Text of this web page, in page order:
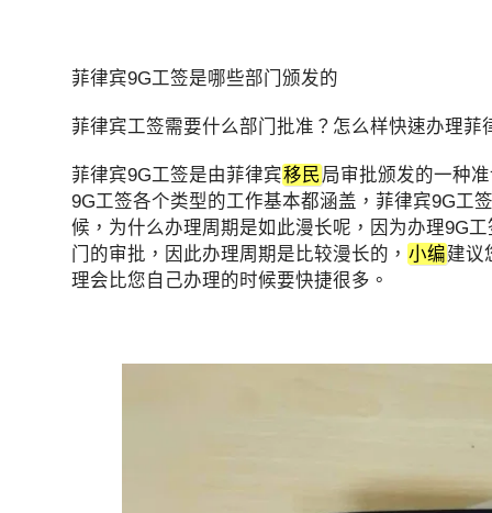
菲律宾9G工签是哪些部门颁发的
菲律宾工签需要什么部门批准？怎么样快速办理菲
菲律宾9G工签是由菲律宾移民局审批颁发的一种
9G工签各个类型的工作基本都涵盖，菲律宾9G工
候，为什么办理周期是如此漫长呢，因为办理9G
门的审批，因此办理周期是比较漫长的， 小编建议
理会比您自己办理的时候要快捷很多。